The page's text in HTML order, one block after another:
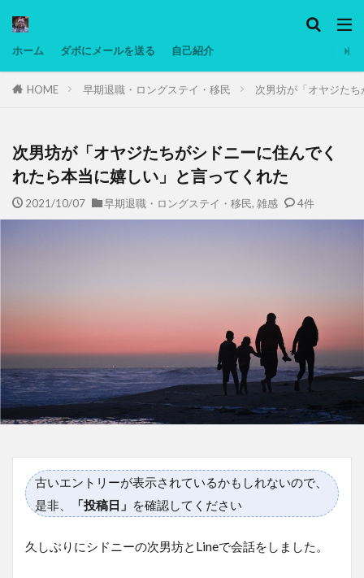
ホーム ダボにメールを送る 自己紹介
HOME 早期退職・ロングステイ・移民 次男坊が「オヤジた
次男坊が「オヤジたちがシドニーに住んでく
れたら本当に嬉しい」と言ってくれた
2021/10/07 早期退職・ロングステイ・移民, 雑感 4件
古いエントリーが表示されているかもしれないので、
是非、
「投稿日」 を確認してください
久しぶりにシドニーの次男坊とLineで会話をしました。
タグ
マレーシア動画
ヨーグルト
低温調理・スロークッカー
低糖質ダイエット
備忘録
動画 日本人村社会 脱水シート